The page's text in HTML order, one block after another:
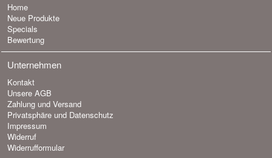
Home
Neue Produkte
Specials
Bewertung
Unternehmen
Kontakt
Unsere AGB
Zahlung und Versand
Privatsphäre und Datenschutz
Impressum
Widerruf
Widerrufformular